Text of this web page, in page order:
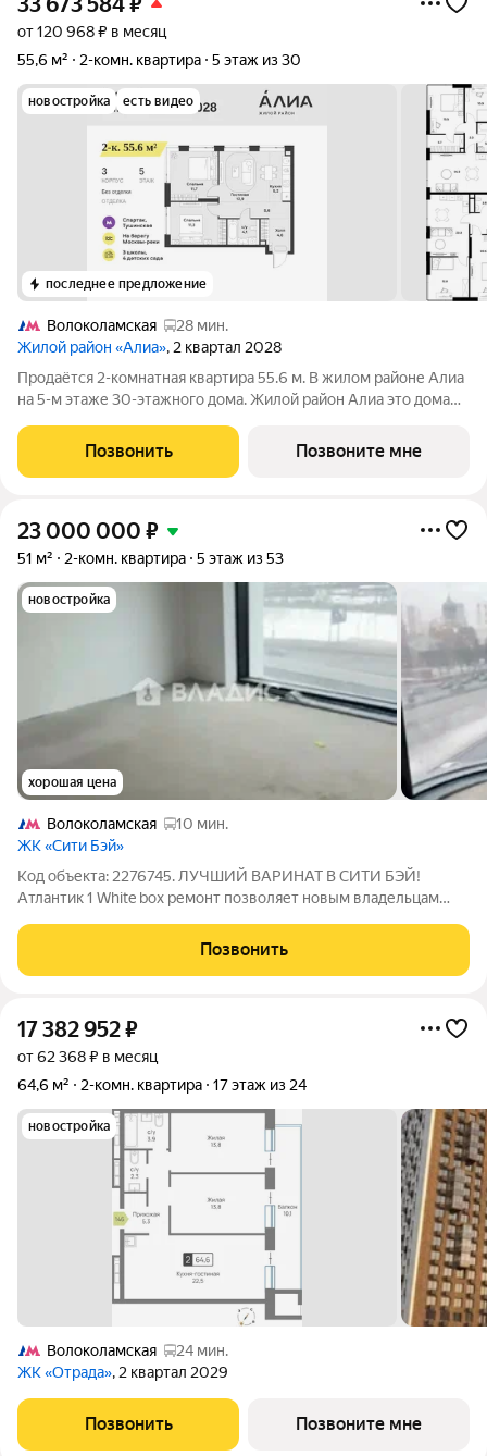
от 120 968 ₽ в месяц
55,6 м²
2-комн. квартира 5 этаж из 30
новостройка есть видео
последнее предложение
Волоколамская
28 мин.
Жилой район «Алиа», 2 квартал 2028
Продаётся 2-комнатная квартира 55.6 м. В жилом районе Алиа
на 5-м этаже 30-этажного дома. Жилой район Алиа это дома
находится в Покровском-Стрешневе, экологически чистом
районе на престижном
Позвонить Позвоните мне
23 000 000 ₽
51 м² 2-комн. квартира 5 этаж из 53
новостройка
хорошая цена
Волоколамская
10 мин.
ЖК «Сити Бэй»
Код объекта: 2276745. ЛУЧШИЙ ВАРИНАТ В СИТИ БЭЙ!
Атлантик 1 White box ремонт позволяет новым владельцам
затрат на черновую отделку. Два совмещенных санузла.
Ключи уже выданы. Окна квартиры выходят
Позвонить
17 382 952₽
от 62 368 ₽ в месяц
64,6 м²
2-комн. квартира 17 этаж из 24
новостройка
Волоколамская
24 мин.
ЖК «Отрада», 2 квартал 2029
Позвонить Позвоните мне